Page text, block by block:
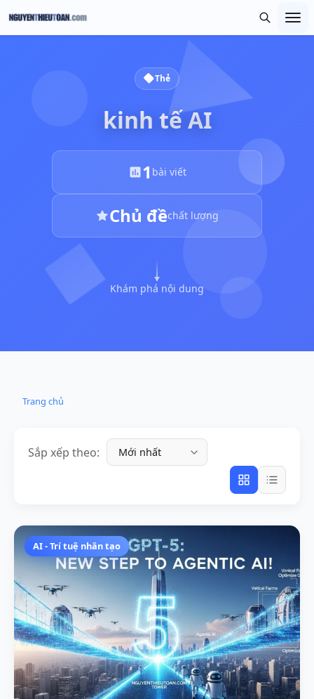
Thẻ
kinh tế AI
1 bài viết
Chủ đềchất lượng
Khám phá nội dung
Trang chủ
Sắp xếp theo:
AI - Trí tuệ nhân tạo